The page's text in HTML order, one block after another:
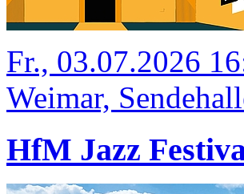
Fr., 03.07.2026
Weimar,
HfM Jazz